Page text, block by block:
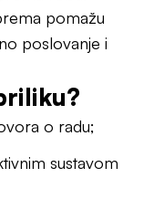
pomažu
poslovanje i
o radu;
sustavom